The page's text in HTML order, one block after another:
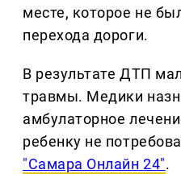
месте, которое не
перехода дороги.
В результате ДТП
травмы. Медики
амбулаторное
ребенку не
"Самара Онлайн 24".